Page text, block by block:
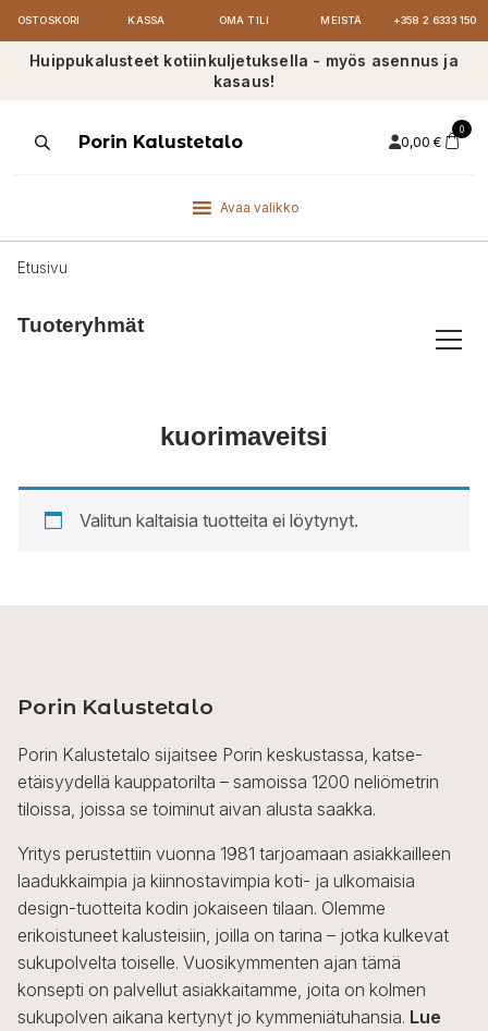
OSTOSKORI KASSA OMA TILI MEISTÄ +358 2 6333 150
Huippukalusteet kotiinkuljetuksella - myös asennus ja
kasaus!
ProductsPorin Kalustetalo 0,00 €
0
Avaa valikko
Etusivu
Tuoteryhmät
kuorimaveitsi
Valitun kaltaisia tuotteita ei löytynyt.
Porin Kalustetalo
Porin Kalustetalo sijaitsee Porin keskustassa, katse-
etäisyydellä kauppatorilta – samoissa 1200 neliömetrin
tiloissa, joissa se toiminut aivan alusta saakka.
Yritys perustettiin vuonna 1981 tarjoamaan asiakkailleen
laadukkaimpia ja kiinnostavimpia koti- ja ulkomaisia
design-tuotteita kodin jokaiseen tilaan. Olemme
erikoistuneet kalusteisiin, joilla on tarina – jotka kulkevat
sukupolvelta toiselle. Vuosikymmenten ajan tämä
konsepti on palvellut asiakkaitamme, joita on kolmen
sukupolven aikana kertynyt jo kymmeniätuhansia. Lue